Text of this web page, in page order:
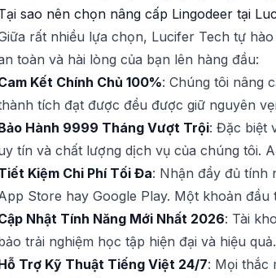
sao nên chọn nâng cấp Lingodeer tại
rất nhiều lựa chọn, Lucifer Tech tự
toàn và hài lòng của bạn lên hàng đầu:
Kết Chính Chủ 100%: Chúng tôi nâng
tích đạt được đều được giữ nguyên
Hành 9999 Tháng Vượt Trội: Đặc biệt
tín và chất lượng dịch vụ của chúng tôi.
Kiệm Chi Phí Tối Đa: Nhận đầy đủ tính
Store hay Google Play. Một khoản
Nhật Tính Năng Mới Nhất 2026: Tài
trải nghiệm học tập hiện đại và hiệu quả.
Trợ Kỹ Thuật Tiếng Việt 24/7: Mọi thắc